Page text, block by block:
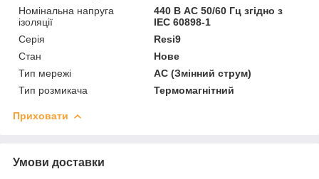
Номінальна напруга
ізоляції
440 В АС 50/60 Гц згідно з
ІЕС 60898-1
Серія
Resi9
Стан
Нове
Тип мережі
АС (Змінний струм)
Тип розмикача
Термомагнітний
Приховати
Умови доставки